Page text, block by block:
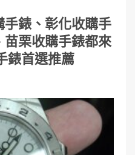
錶、彰化收購手
栗收購手錶都來
錶首選推薦